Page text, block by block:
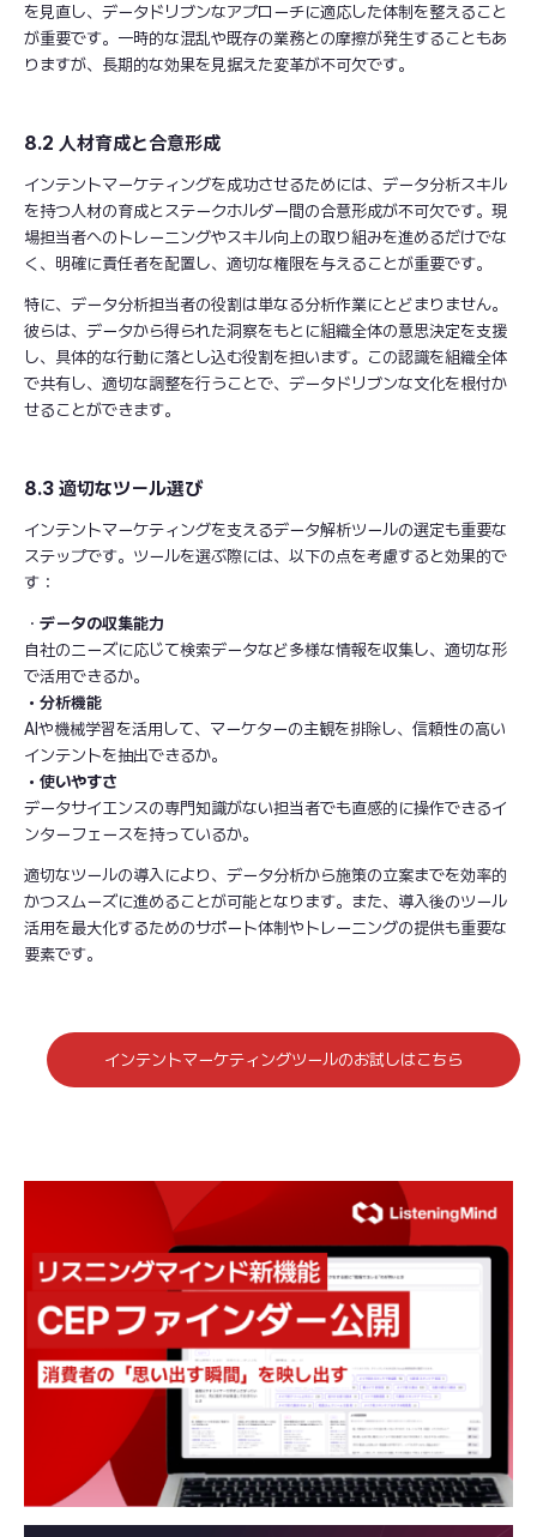
を見直し、データドリブンなアプローチに適応した体制を整えること
が重要です。一時的な混乱や既存の業務との摩擦が発生することもあ
りますが、長期的な効果を見据えた変革が不可欠です。
8.2 人材育成と合意形成
インテントマーケティングを成功させるためには、データ分析スキル
を持つ人材の育成とステークホルダー間の合意形成が不可欠です。現
場担当者へのトレーニングやスキル向上の取り組みを進めるだけでな
く、明確に責任者を配置し、適切な権限を与えることが重要です。
特に、データ分析担当者の役割は単なる分析作業にとどまりません。
彼らは、データから得られた洞察をもとに組織全体の意思決定を支援
し、具体的な行動に落とし込む役割を担います。この認識を組織全体
で共有し、適切な調整を行うことで、データドリブンな文化を根付か
せることができます。
8.3 適切なツール選び
インテントマーケティングを支えるデータ解析ツールの選定も重要な
ステップです。ツールを選ぶ際には、以下の点を考慮すると効果的で
す：
・ データの収集能力
自社のニーズに応じて検索データなど多様な情報を収集し、適切な形
で活用できるか。
・分析機能
AIや機械学習を活用して、マーケターの主観を排除し、信頼性の高い
インテントを抽出できるか。
・使いやすさ
データサイエンスの専門知識がない担当者でも直感的に操作できるイ
ンターフェースを持っているか。
適切なツールの導入により、データ分析から施策の立案までを効率的
かつスムーズに進めることが可能となります。また、導入後のツール
活用を最大化するためのサポート体制やトレーニングの提供も重要な
要素です。
インテントマーケティングツールのお試しはこちら